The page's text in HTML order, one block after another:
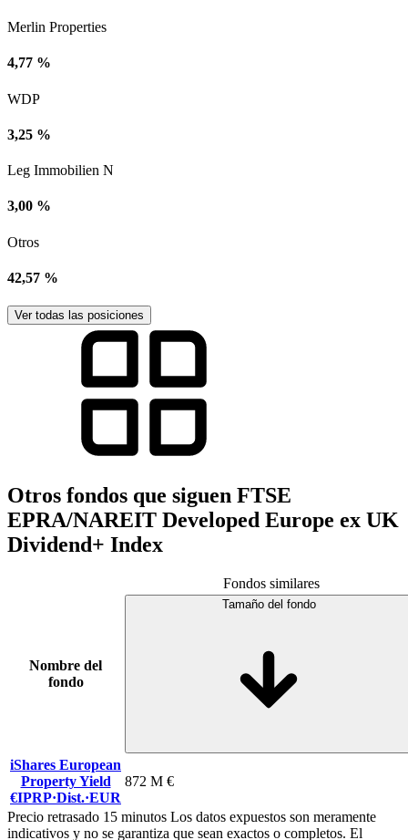
Merlin Properties
4,77 %
WDP
3,25 %
Leg Immobilien N
3,00 %
Otros
42,57 %
Ver todas las posiciones
Otros fondos que siguen FTSE
EPRA/NAREIT Developed Europe ex UK
Dividend+ Index
Fondos similares
Nombre del
fondo
Tamaño del fondo
iShares European
Property Yield
€IPRP·Dist.·EUR
872 M €
Precio retrasado 15 minutos Los datos expuestos son meramente
indicativos y no se garantiza que sean exactos o completos. El